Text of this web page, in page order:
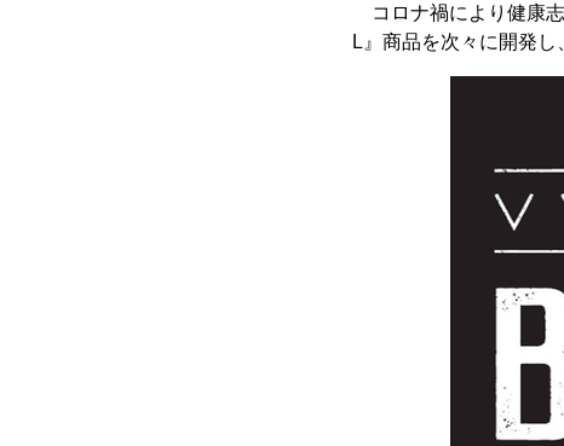
コロナ禍により健康
L』商品を次々に開発